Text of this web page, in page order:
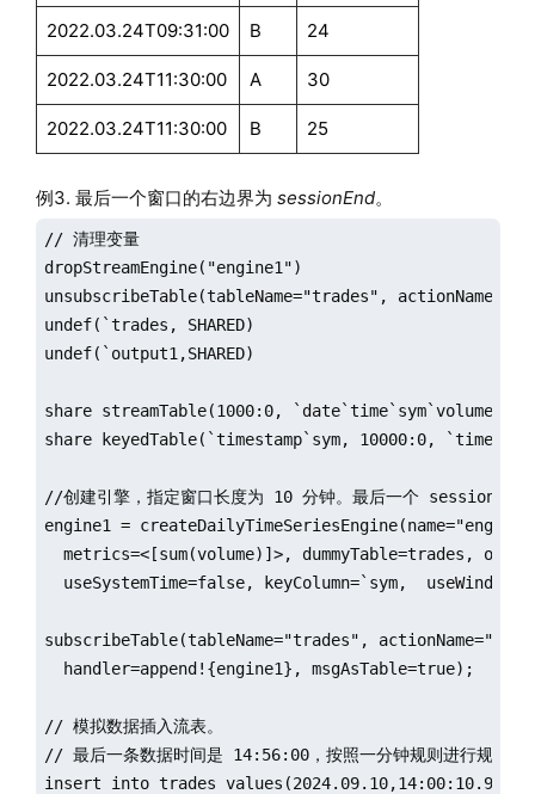
2022.03.24T09:31:00 B 24
2022.03.24T11:30:00 A 30
2022.03.24T11:30:00 B 25
例3. 最后一个窗口的右边界为 sessionEnd。
// 清理变量
dropStreamEngine("engine1")
unsubscribeTable(tableName="trades",
undef(`trades, SHARED)
undef(`output1,SHARED)
share streamTable(1000:0, `date`time`sym`volume,
share keyedTable(`timestamp`sym, 10000:0,
//创建引擎，指定窗口长度为 10 分钟。最后一个
engine1 =
metrics=<[sum(volume)]>, dummyTable=trades,
useSystemTime=false, keyColumn=`sym,
subscribeTable(tableName="trades",
  handler=append!{engine1}, msgAsTable=true);
// 模拟数据插入流表。
// 最后一条数据时间是 14:56:00，按照一分钟规则进行规整
insert into trades